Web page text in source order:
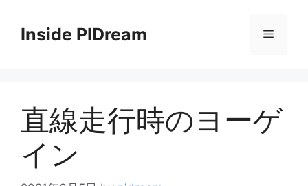
Inside PIDream メ
ュ
直線走行時のヨーゲ
イン